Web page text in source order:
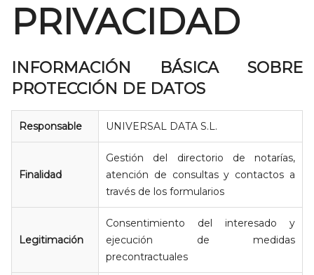
PRIVACIDAD
INFORMACIÓN BÁSICA SOBRE
PROTECCIÓN DE DATOS
Responsable UNIVERSAL DATA S.L.
Finalidad
Gestión del directorio de notarías,
atención de consultas y contactos a
través de los formularios
Legitimación
Consentimiento del interesado y
ejecución de medidas
precontractuales